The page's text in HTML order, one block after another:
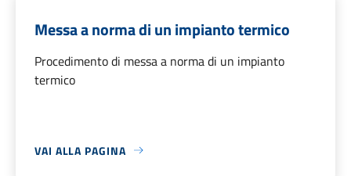
Messa a norma di un impianto termico
Procedimento di messa a norma di un impianto
termico
VAI ALLA PAGINA